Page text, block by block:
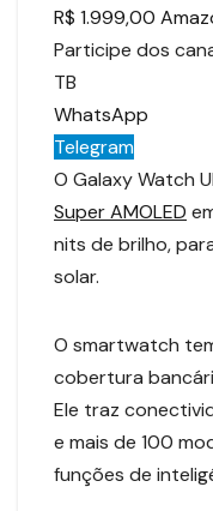
R$ 1.999,00
Participe dos
TB
WhatsApp
Telegram
O Galaxy Watch
Super AMOLED
nits de brilho,
solar.
O smartwatch
cobertura
Ele traz
e mais de 100
funções de